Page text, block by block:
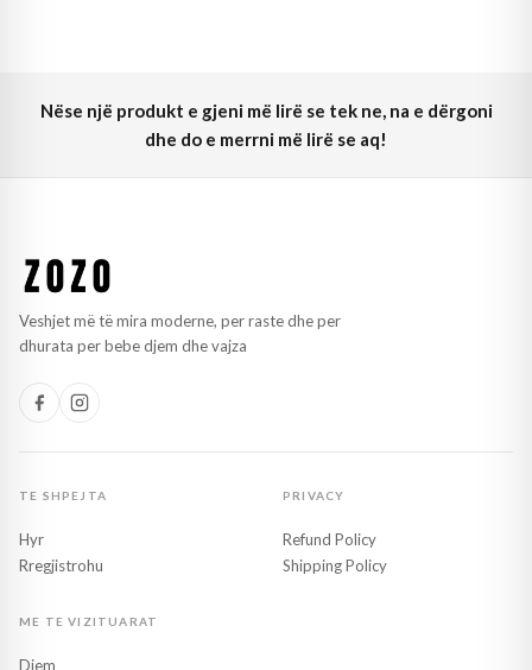
Nëse një produkt e gjeni më lirë se tek ne, na e dërgoni
dhe do e merrni më lirë se aq!
Veshjet më të mira moderne, per raste dhe per
dhurata per bebe djem dhe vajza
TE SHPEJTA
Hyr
Rregjistrohu
PRIVACY
Refund Policy
Shipping Policy
ME TE VIZITUARAT
Djem